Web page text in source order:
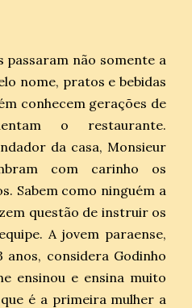
passaram não somente a
nome, pratos e bebidas
conhecem gerações de
o restaurante.
da casa, Monsieur
com carinho os
Sabem como ninguém a
questão de instruir os
A jovem paraense,
anos, considera Godinho
ensinou e ensina muito
é a primeira mulher a